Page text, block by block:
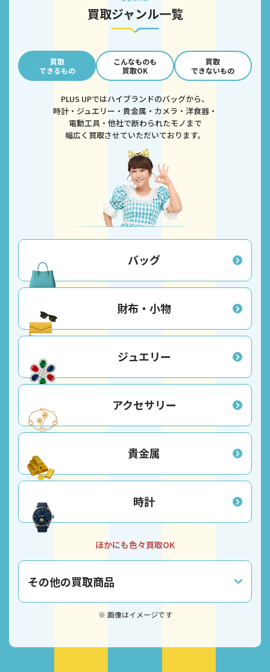
買取ジャンル一覧
買取
できるもの
こんなものも
買取OK
買取
できないもの
PLUS UPではハイブランドのバッグから、
時計・ジュエリー・貴金属・カメラ・洋食器・
電動工具・他社で断わられたモノまで
幅広く買取させていただいております。
バッグ
財布・小物
ジュエリー
アクセサリー
貴金属
時計
ほかにも色々買取OK
その他の買取商品
※ 画像はイメージです